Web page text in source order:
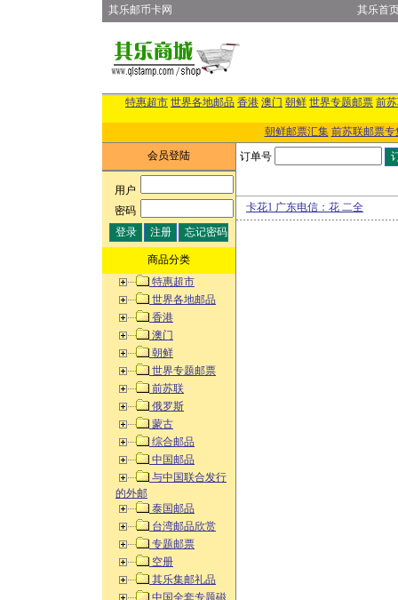
其乐邮币卡网 其乐首
特惠超市 世界各地邮品 香港 澳门 朝鲜 世界专题邮票 前
朝鲜邮票汇集 前苏联邮票专
会员登陆
用户:
密码:
商品分类
特惠超市
世界各地邮品
香港
澳门
朝鲜
世界专题邮票
前苏联
俄罗斯
蒙古
综合邮品
中国邮品
与中国联合发行
的外邮
泰国邮品
台湾邮品欣赏
专题邮票
空册
其乐集邮礼品
中国全套专题磁
订单号
卡花1 广东电信：花 二全